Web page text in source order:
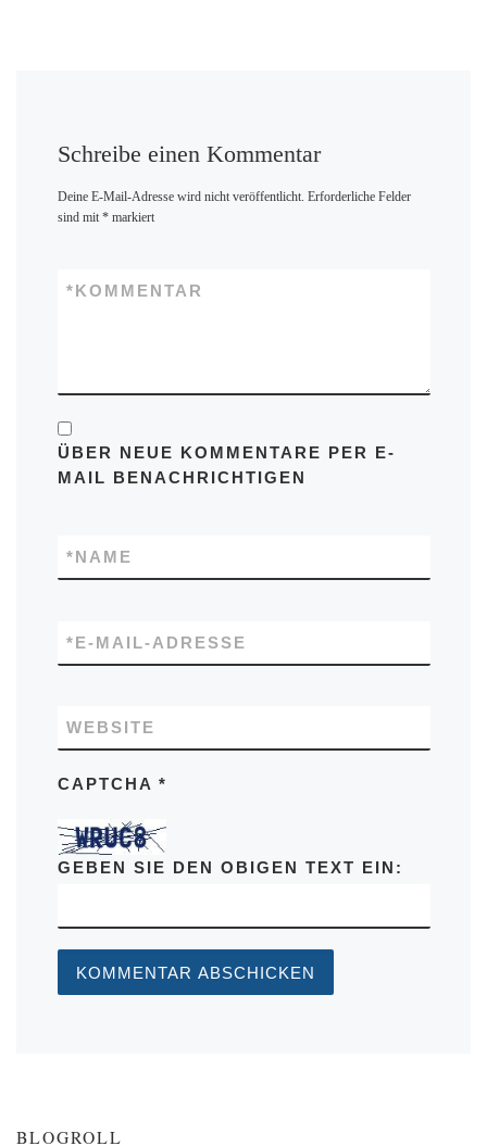
Schreibe einen Kommentar
Deine E-Mail-Adresse wird nicht veröffentlicht. Erforderliche Felder
sind mit *markiert
KOMMENTAR
*
ÜBER NEUE KOMMENTARE PER E-
MAIL BENACHRICHTIGEN
NAME
*
E-MAIL-ADRESSE
*
WEBSITE
CAPTCHA *
GEBEN SIE DEN OBIGEN TEXT EIN:
BLOGROLL